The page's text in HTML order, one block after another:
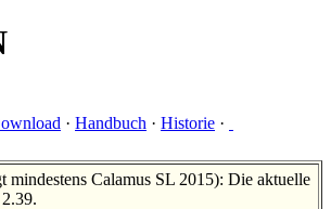
· Handbuch · Historie ·
mindestens Calamus SL 2015): Die aktuelle